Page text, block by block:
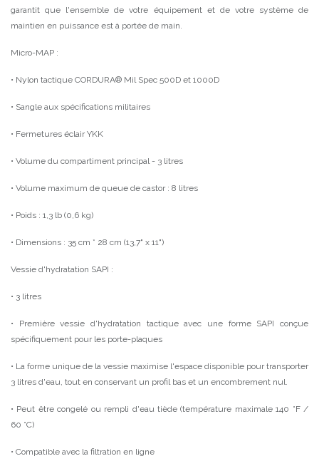
garantit que l'ensemble de votre équipement et de votre système de
maintien en puissance est à portée de main.
Micro-MAP :
• Nylon tactique CORDURA® Mil Spec 500D et 1000D
• Sangle aux spécifications militaires
• Fermetures éclair YKK
• Volume du compartiment principal - 3 litres
• Volume maximum de queue de castor : 8 litres
• Poids : 1,3 lb (0,6 kg)
• Dimensions : 35 cm * 28 cm (13,7" x 11")
Vessie d'hydratation SAPI :
• 3 litres
• Première vessie d'hydratation tactique avec une forme SAPI conçue
spécifiquement pour les porte-plaques
• La forme unique de la vessie maximise l'espace disponible pour transporter
3 litres d'eau, tout en conservant un profil bas et un encombrement nul.
• Peut être congelé ou rempli d'eau tiède (température maximale 140 °F /
60 °C)
• Compatible avec la filtration en ligne